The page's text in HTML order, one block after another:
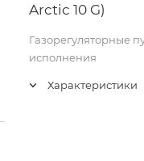
Arctic 10 G)
Газорегуляторные
исполнения
Характеристики